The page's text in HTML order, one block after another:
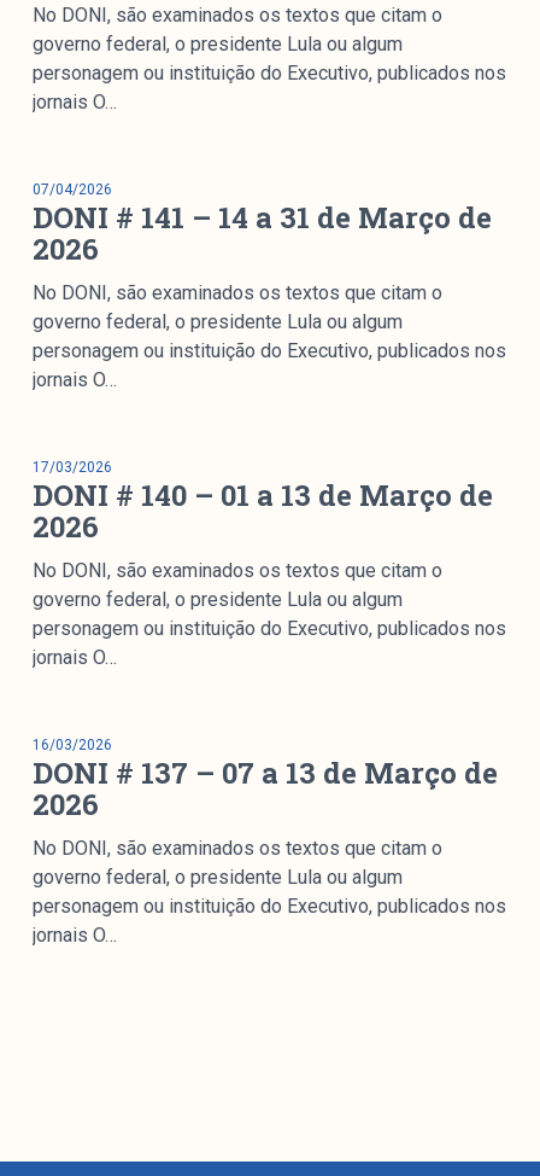
econômicos.
Parceria
No DONI, são examinados os textos que citam o
governo federal, o presidente Lula ou algum
personagem ou instituição do Executivo, publicados nos
jornais O…
07/04/2026
DONI # 141 – 14 a 31 de Março de
2026
No DONI, são examinados os textos que citam o
governo federal, o presidente Lula ou algum
personagem ou instituição do Executivo, publicados nos
jornais O…
17/03/2026
DONI # 140 – 01 a 13 de Março de
2026
No DONI, são examinados os textos que citam o
governo federal, o presidente Lula ou algum
personagem ou instituição do Executivo, publicados nos
jornais O…
16/03/2026
DONI # 137 – 07 a 13 de Março de
2026
No DONI, são examinados os textos que citam o
governo federal, o presidente Lula ou algum
personagem ou instituição do Executivo, publicados nos
jornais O…